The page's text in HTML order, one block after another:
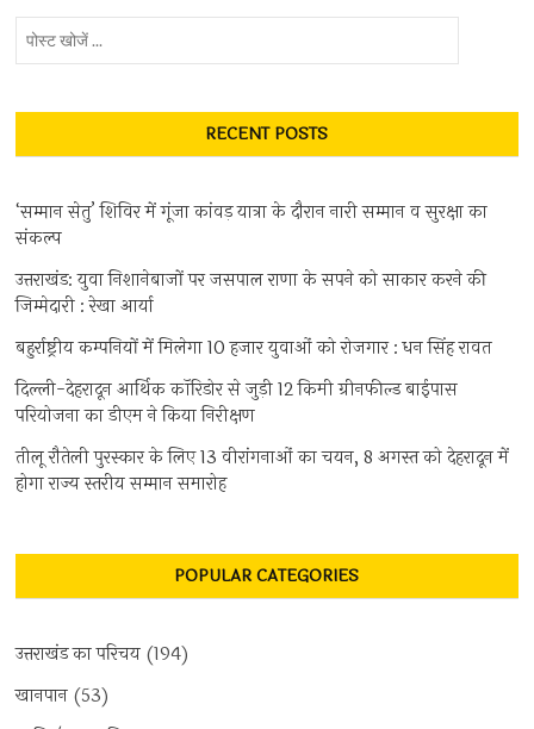
RECENT POSTS
‘सम्मान सेतु’ शिविर में गूंजा कांवड़ यात्रा के दौरान नारी सम्मान व सुरक्षा का
संकल्प
उत्तराखंड: युवा निशानेबाजों पर जसपाल राणा के सपने को साकार करने की
जिम्मेदारी : रेखा आर्या
बहुर्राष्ट्रीय कम्पनियों में मिलेगा 10 हजार युवाओं को रोजगार : धन सिंह रावत
दिल्ली-देहरादून आर्थिक कॉरिडोर से जुड़ी 12 किमी ग्रीनफील्ड बाईपास
परियोजना का डीएम ने किया निरीक्षण
तीलू रौतेली पुरस्कार के लिए 13 वीरांगनाओं का चयन, 8 अगस्त को देहरादून में
होगा राज्य स्तरीय सम्मान समारोह
POPULAR CATEGORIES
उत्तराखंड का परिचय (194)
खानपान (53)